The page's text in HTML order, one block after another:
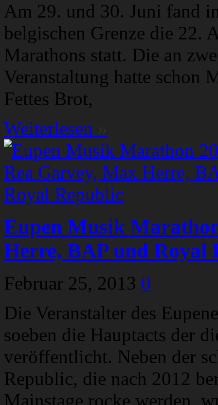
Am 29. und 30. Juni fand
belgischen Grenze die 22.
Marathons statt. Die an
Veranstaltung hatte schon
Fettes Brot,
Weiterlesen
Eupen Musik
Herre, BAP und Royal
Februar 25, 2013 0
Die Veranstalter des
soeben die Hauptacts der
veröffentlicht. Neben der
Republic, die nach 2012
Mainstage rocke werden,